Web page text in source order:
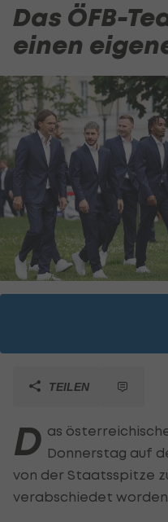
Das ÖFB-
einen
TEILEN
D as
Donnerstag auf
von der Staatsspitze
verabschiedet worden.